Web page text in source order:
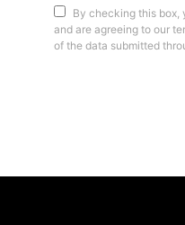
By checking this box,
and are agreeing to our
of the data submitted